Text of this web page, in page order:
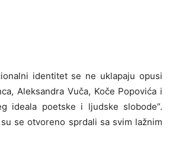
identitet se ne uklapaju opusi
Aleksandra Vuča, Koče Popovića i
ideala poetske i ljudske slobode”.
se otvoreno sprdali sa svim lažnim